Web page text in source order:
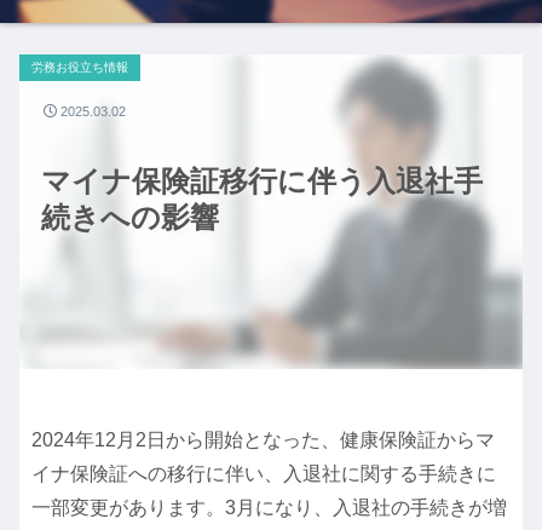
マイナ保険証移行に伴う入退社手
続きへの影響
労務お役立ち情報
2025.03.02
2024年12月2日から開始となった、健康保険証からマ
イナ保険証への移行に伴い、入退社に関する手続きに
一部変更があります。3月になり、入退社の手続きが増